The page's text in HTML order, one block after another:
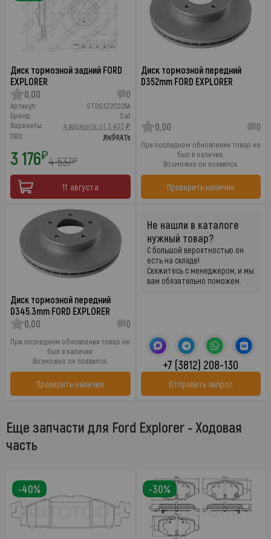
Диск тормозной задний FORD
EXPLORER
0,00
0
Артикул:
STDG1Z2C026A
Бренд:
Sat
Варианты:
4 варианта от 3 403 ₽
ПВЗ:
выбрать
3 176₽4 537₽
11 августа
Диск тормозной передний
D352mm FORD EXPLORER
0,00 0
При последнем обновлении товар не
был в наличии.
Возможно он появился.
Проверить наличие
Диск тормозной передний
D345.3mm FORD EXPLORER
0,00
0
При последнем обновлении товар не
был в наличии.
Возможно он появился.
Проверить наличие
Не нашли в каталоге
нужный товар?
С большой вероятностью он
есть на складе!
Свяжитесь с менеджером, и мы
вам обязательно поможем.
+7 (3812) 208-130
Отправить запрос
Еще запчасти для Ford Explorer - Ходовая
часть
-40% -30%